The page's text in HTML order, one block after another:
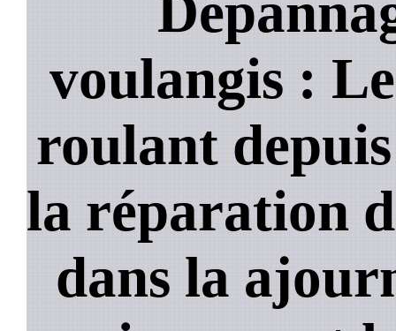
voulangis :
roulant
la réparation
dans la